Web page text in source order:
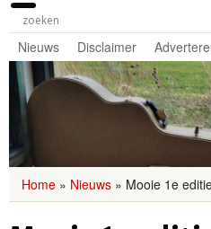
Nieuws Disclaimer
Home » Nieuws » Mooie 1e